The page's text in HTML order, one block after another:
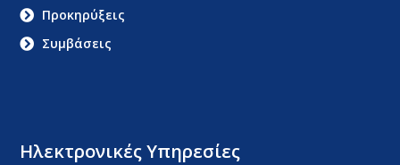
Ηλεκτρονικές Υπηρεσίες
Προκηρύξεις
Συμβάσεις